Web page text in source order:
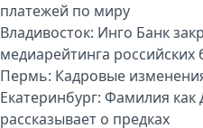
платежей по миру
Владивосток: Инго Банк
медиарейтинга российских
Пермь: Кадровые
Екатеринбург: Фамилия как
рассказывает о предках